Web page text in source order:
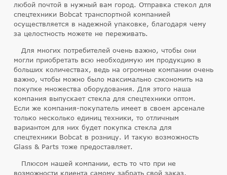
любой почтой в нужный вам город. Отправка стекол для
спецтехники Bobcat транспортной компанией
осуществляется в надежной упаковке, благодаря чему
за целостность можете не переживать.
Для многих потребителей очень важно, чтобы они
могли приобретать всю необходимую им продукцию в
больших количествах, ведь на огромные компании очень
важно, чтобы можно было максимально сэкономить на
покупке множества оборудования. Для этого наша
компания выпускает стекла для спецтехники оптом.
Если же компания-покупатель имеет в своем арсенале
только несколько единиц техники, то отличным
вариантом для них будет покупка стекла для
спецтехники Bobcat в розницу. И такую возможность
Glass & Parts тоже предоставляет.
Плюсом нашей компании, есть то что при не
возможности клиента самому забрать свой заказ,